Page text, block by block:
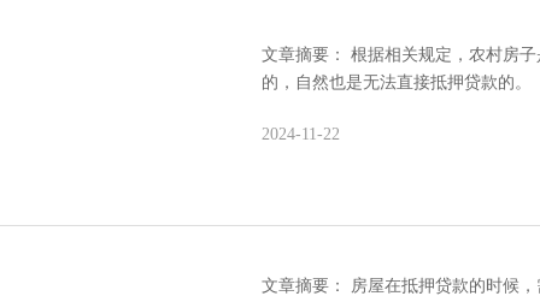
文章摘要： 根据相关规定，农村房
的，自然也是无法直接抵押贷款的。
2024-11-22
文章摘要： 房屋在抵押贷款的时候